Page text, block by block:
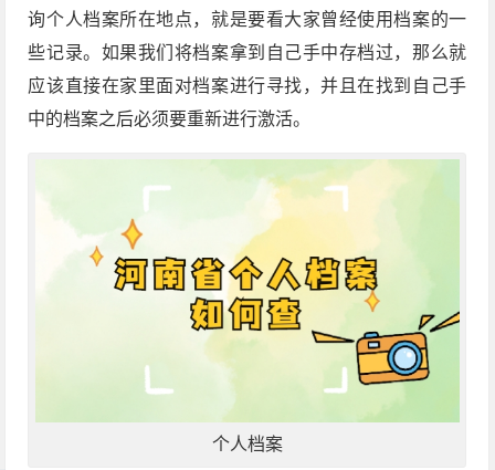
询个人档案所在地点，就是要看大家曾经使用档案的一
些记录。如果我们将档案拿到自己手中存档过，那么就
应该直接在家里面对档案进行寻找，并且在找到自己手
中的档案之后必须要重新进行激活。
个人档案